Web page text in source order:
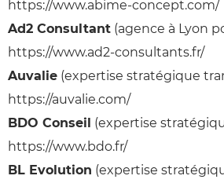
https://www.abime-concept.com/
Ad2 Consultant (agence à Lyon
https://www.ad2-consultants.fr/
Auvalie (expertise stratégique
https://auvalie.com/
BDO Conseil (expertise
https://www.bdo.fr/
BL Evolution (expertise